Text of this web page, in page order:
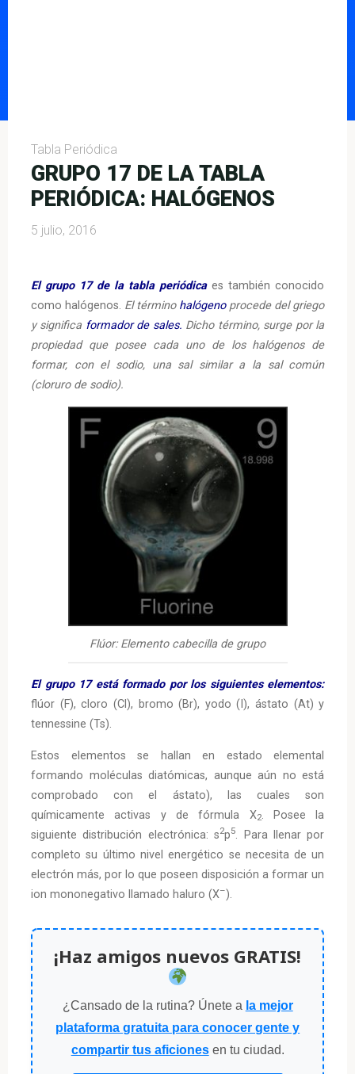
Tabla Periódica
GRUPO 17 DE LA TABLA
PERIÓDICA: HALÓGENOS
5 julio, 2016
El grupo 17 de la tabla periódica es también conocido
como halógenos. El término halógenoprocede del griego
y significa formador de sales. Dicho término, surge por la
propiedad que posee cada uno de los halógenos de
formar, con el sodio, una sal similar a la sal común
(cloruro de sodio).
Flúor: Elemento cabecilla de grupo
El grupo 17 está formado por los siguientes elementos:
flúor (F), cloro (Cl), bromo (Br), yodo (I), ástato (At) y
tennessine (Ts).
Estos elementos se hallan en estado elemental
formando moléculas diatómicas, aunque aún no está
comprobado con el ástato), las cuales son
químicamente activas y de fórmula X2. Posee la
siguiente distribución electrónica: s2p5
. Para llenar por
completo su último nivel energético se necesita de un
electrón más, por lo que poseen disposición a formar un
ion mononegativo llamado haluro (X–).
¡Haz amigos nuevos GRATIS!
¿Cansado de la rutina? Únete a la mejor
plataforma gratuita para conocer gente y
compartir tus aficionesen tu ciudad.